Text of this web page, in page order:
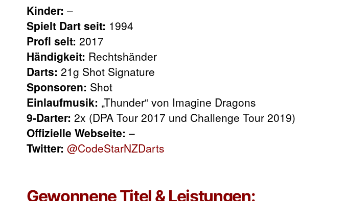
Kinder: –
Spielt Dart seit: 1994
Profi seit: 2017
Händigkeit: Rechtshänder
Darts: 21g Shot Signature
Sponsoren: Shot
Einlaufmusik: „Thunder“ von Imagine Dragons
9-Darter: 2x (DPA Tour 2017 und Challenge Tour 2019)
Offizielle Webseite: –
Twitter: @CodeStarNZDarts
Gewonnene Titel & Leistungen: